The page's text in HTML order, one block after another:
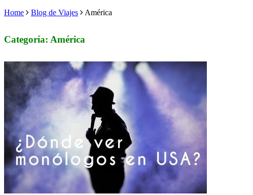
Home
Blog de Viajes América
Categoría: América